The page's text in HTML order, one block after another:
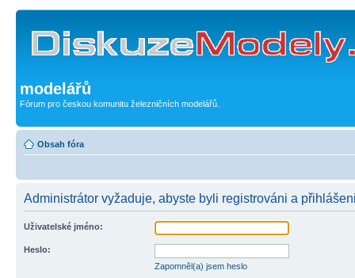
modelářů
Fórum pro českou komunitu železničních modelářů.
Obsah fóra
Administrátor vyžaduje, abyste byli registrováni a
Uživatelské jméno:
Heslo:
Zapomněl(a) jsem heslo